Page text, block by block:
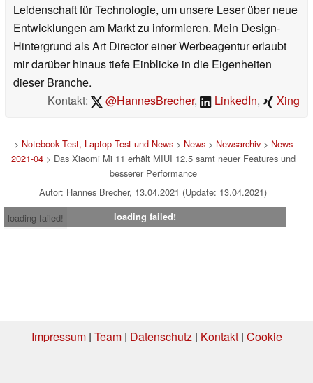
Leidenschaft für Technologie, um unsere Leser über neue
Entwicklungen am Markt zu informieren. Mein Design-
Hintergrund als Art Director einer Werbeagentur erlaubt
mir darüber hinaus tiefe Einblicke in die Eigenheiten
dieser Branche.
Kontakt:
@HannesBrecher, LinkedIn, Xing
> Notebook Test, Laptop Test und News> News> Newsarchiv> News
2021-04> Das Xiaomi Mi 11 erhält MIUI 12.5 samt neuer Features und
besserer Performance
Autor: Hannes Brecher, 13.04.2021 (Update: 13.04.2021)
loading failed!
loading failed!
Impressum| Team| Datenschutz| Kontakt| Cookie